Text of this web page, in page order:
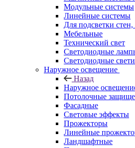
Модульные системы
Линейные системы
Для подсветки стен,
Мебельные
Технический свет
Светодиодные
Светодиодные
Наружное освещение
Назад
Наружное
Потолочные
Фасадные
Световые эффекты
Прожекторы
Линейные
Ландшафтные